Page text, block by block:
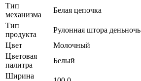
Тип
механизма
Белая цепочка
Тип
продукта
Рулонная штора деньночь
Цвет
Молочный
Цветовая
палитра
Белый
Ширина